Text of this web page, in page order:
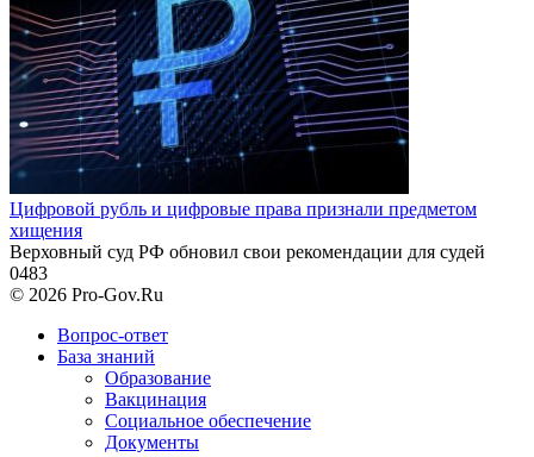
Цифровой рубль и цифровые права признали предметом
хищения
Верховный суд РФ обновил свои рекомендации для судей
0483
© 2026 Pro-Gov.Ru
Вопрос-ответ
База знаний
Образование
Вакцинация
Социальное обеспечение
Документы